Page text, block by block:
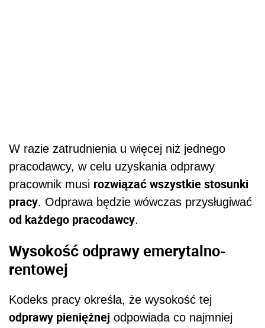
W razie zatrudnienia u więcej niż jednego
pracodawcy, w celu uzyskania odprawy
pracownik musi rozwiązać wszystkie stosunki
pracy. Odprawa będzie wówczas przysługiwać
od każdego pracodawcy.
Wysokość odprawy emerytalno-
rentowej
Kodeks pracy określa, że wysokość tej
odprawy pieniężnej odpowiada co najmniej